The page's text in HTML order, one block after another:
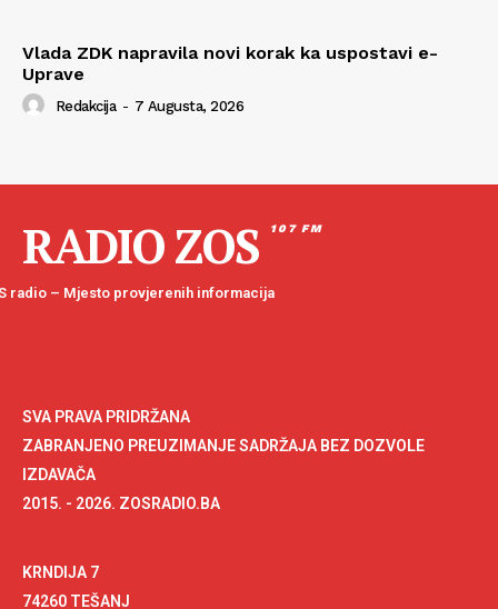
Vlada ZDK napravila novi korak ka uspostavi e-
Uprave
Redakcija - 7 Augusta, 2026
RADIO ZOS 107 FM
radio – Mjesto provjerenih informacija
SVA PRAVA PRIDRŽANA
ZABRANJENO PREUZIMANJE SADRŽAJA BEZ DOZVOLE
IZDAVAČA
2015. - 2026. ZOSRADIO.BA
KRNDIJA 7
74260 TEŠANJ